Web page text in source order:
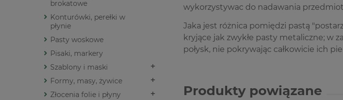
brokatowe
Konturówki, perełki w
płynie
Pasty woskowe
Pisaki, markery
Szablony i maski
Formy, masy, żywice
Złocenia folie i płyny
wykorzystywac do nadawania
Jaka jest różnica pomiędzi pastą
kryjące jak zwykłe pasty metaliczne; w
połysk, nie pokrywając całkowicie ich
Produkty powiązane